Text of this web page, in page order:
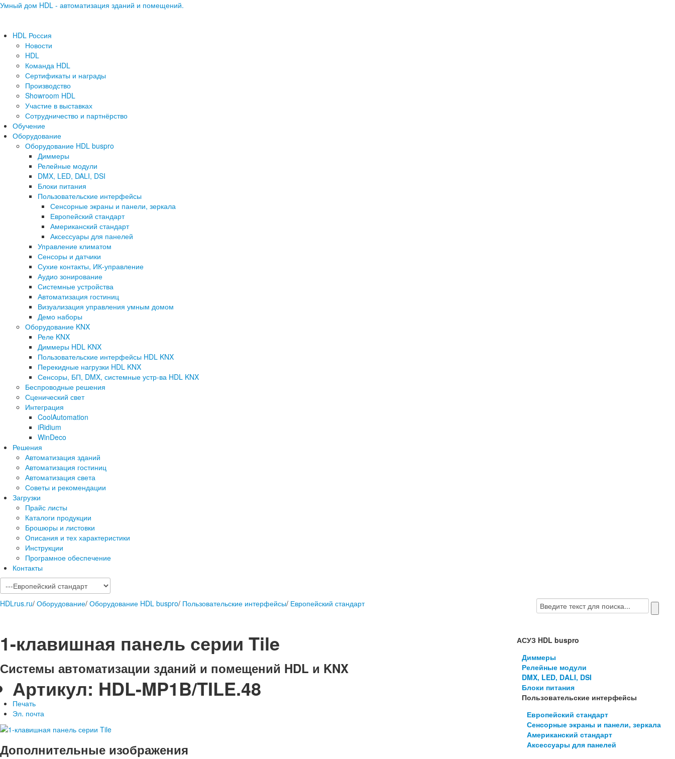
Умный дом HDL - автоматизация зданий и помещений.
HDL Россия
Новости
HDL
Команда HDL
Сертификаты и награды
Производство
Showroom HDL
Участие в выставках
Сотрудничество и партнёрство
Обучение
Оборудование
Оборудование HDL buspro
Диммеры
Релейные модули
DMX, LED, DALI, DSI
Блоки питания
Пользовательские интерфейсы
Сенсорные экраны и панели, зеркала
Европейский стандарт
Американский стандарт
Аксессуары для панелей
Управление климатом
Сенсоры и датчики
Сухие контакты, ИК-управление
Аудио зонирование
Системные устройства
Автоматизация гостиниц
Визуализация управления умным домом
Демо наборы
Оборудование KNX
Реле KNX
Диммеры HDL KNX
Пользовательские интерфейсы HDL KNX
Перекидные нагрузки HDL KNX
Сенсоры, БП, DMX, системные устр-ва HDL KNX
Беспроводные решения
Сценический свет
Интеграция
CoolAutomation
iRidium
WinDeco
Решения
Автоматизация зданий
Автоматизация гостиниц
Автоматизация света
Советы и рекомендации
Загрузки
Прайс листы
Каталоги продукции
Брошюры и листовки
Описания и тех характеристики
Инструкции
Програмное обеспечение
Контакты
HDLrus.ru/ Оборудование/ Оборудование HDL buspro/ Пользовательские интерфейсы/ Европейский стандарт
1-клавишная панель серии Tile
Системы автоматизации зданий и помещений HDL и KNX
Артикул: HDL-MP1B/TILE.48
Печать
Эл. почта
Дополнительные изображения
АСУЗ HDL buspro
Диммеры
Релейные модули
DMX, LED, DALI, DSI
Блоки питания
Пользовательские интерфейсы
Европейский стандарт
Сенсорные экраны и панели, зеркала
Американский стандарт
Аксессуары для панелей